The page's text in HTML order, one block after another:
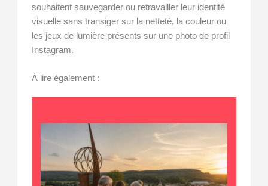
souhaitent sauvegarder ou retravailler leur identité
visuelle sans transiger sur la netteté, la couleur ou
les jeux de lumière présents sur une photo de profil
Instagram.
À lire également :